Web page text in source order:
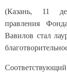
(Казань, 11
правления
Вавилов стал